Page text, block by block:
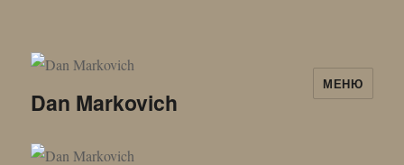
Dan Markovich
МЕНЮ